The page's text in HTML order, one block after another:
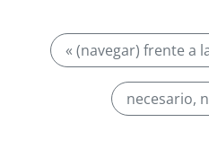
« (navegar) frente a
necesario,